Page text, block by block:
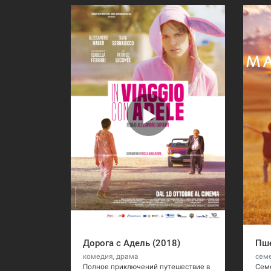
Дорога с Адель (2018)
комедия, драма
Полное приключений путешествие в